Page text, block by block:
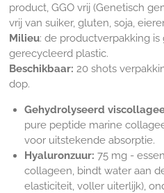
product, GGO vrij (Genetisch
vrij van suiker, gluten, soja,
Milieu: de productverpakking is
gerecycleerd plastic.
Beschikbaar: 20 shots
dop.
Gehydrolyseerd
pure peptide marine
voor uitstekende absorptie.
Hyaluronzuur: 75 mg -
collageen, bindt water aan
elasticiteit, voller uiterlijk),